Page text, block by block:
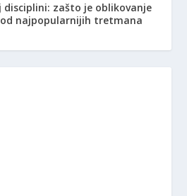
disciplini: zašto je oblikovanje
najpopularnijih tretmana